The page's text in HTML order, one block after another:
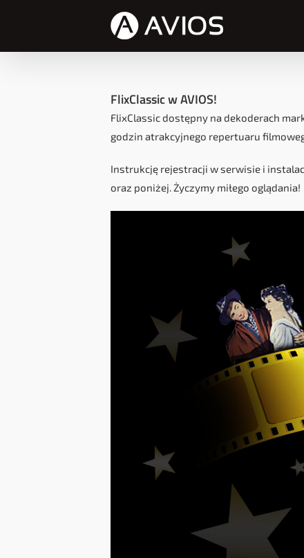
FlixClassic w AVIOS!
FlixClassic dostępny na dekoderach
godzin atrakcyjnego repertuaru
Instrukcję rejestracji w serwisie i
oraz poniżej. Życzymy miłego oglądania!